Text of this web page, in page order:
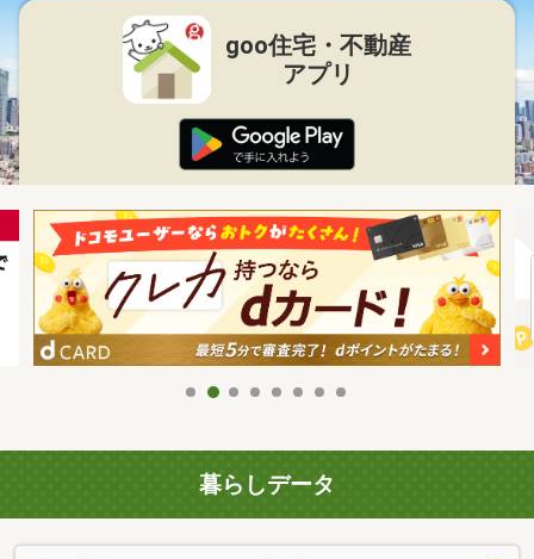
goo住宅・不動産
アプリ
暮らしデータ